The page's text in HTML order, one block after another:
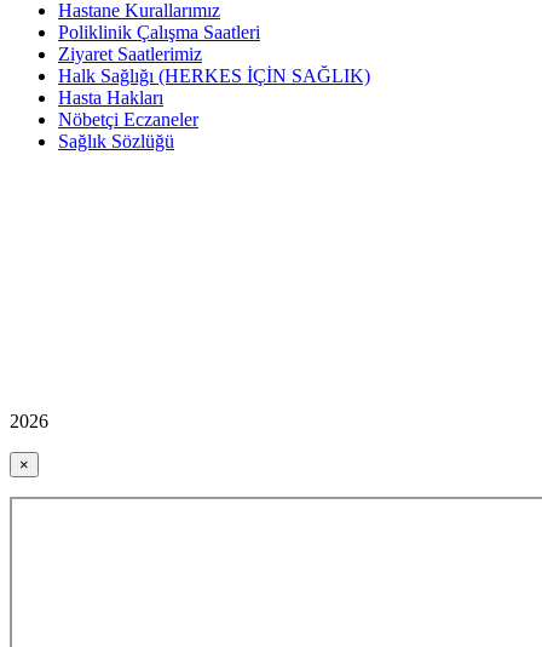
Hastane Kurallarımız
Poliklinik Çalışma Saatleri
Ziyaret Saatlerimiz
Halk Sağlığı (HERKES İÇİN SAĞLIK)
Hasta Hakları
Nöbetçi Eczaneler
Sağlık Sözlüğü
2026
×